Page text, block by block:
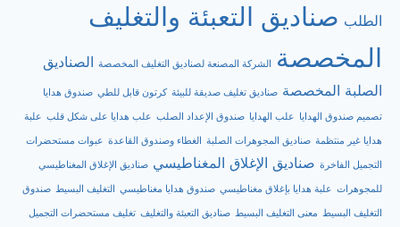
الطلب صناديق التعبئة والتغليف
المخصصة
الشركة المصنعة لصناديق التغليف المخصصة الصناديق
الصلبة المخصصة صناديق تغليف صديقة للبيئة كرتون قابل للطي صندوق هدايا
تصميم صندوق الهدايا علب الهدايا صندوق الإعداد الصلب علب هدايا على شكل قلب علبة
هدايا غير منتظمة صناديق المجوهرات الصلبة الغطاء وصندوق القاعدة عبوات مستحضرات
التجميل الفاخرة صناديق الإغلاق المغناطيسي صناديق الإغلاق المغناطيسي
للمجوهرات علبة هدايا بإغلاق مغناطيسي صندوق هدايا مغناطيسي التغليف البسيط صندوق
التغليف البسيط معنى التغليف البسيط صناديق التعبئة والتغليف تغليف مستحضرات التجميل